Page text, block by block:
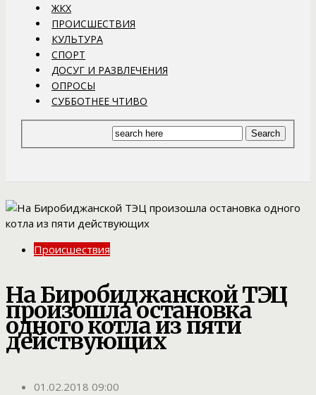
ЖКХ
ПРОИСШЕСТВИЯ
КУЛЬТУРА
СПОРТ
ДОСУГ И РАЗВЛЕЧЕНИЯ
ОПРОСЫ
СУББОТНЕЕ ЧТИВО
Происшествия
На Биробиджанской ТЭЦ
произошла остановка
одного котла из пяти
действующих
01.02.2018 09:00